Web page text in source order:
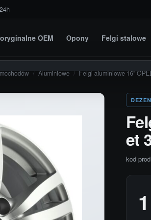
OEM Opony Felgi stalowe
/ Aluminiowe / Felgi aluminiowe 16”
et
kod